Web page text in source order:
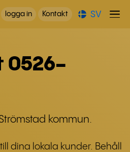
logga in Kontakt SV
0526-
kommun.
dina lokala kunder. Behåll